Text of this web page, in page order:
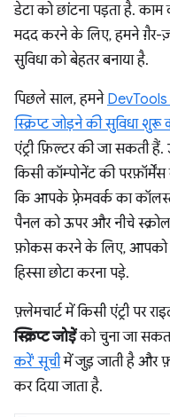
डेटा को छांटना पड़ता है.
मदद करने के लिए, हमने ग़ैर-
सुविधा को बेहतर बनाया है.
पिछले साल, हमने DevTools
स्क्रिप्ट जोड़ने की सुविधा शुरू
एंट्री फ़िल्टर की जा सकती
किसी कॉम्पोनेंट की
कि आपके फ़्रेमवर्क का
पैनल को ऊपर और नीचे स्क्रोल
फ़ोकस करने के लिए, आपको
हिस्सा छोटा करना पड़े.
फ़्लेमचार्ट में किसी एंट्री पर
स्क्रिप्ट जोड़ेंको चुना जा
करें' सूचीमें जुड़ जाती है और
कर दिया जाता है.